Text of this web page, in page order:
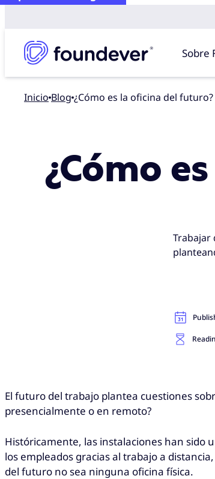
Sobre
Inicio blog ¿Cómo es la oficina del futuro?
¿Cómo
Trabajar
El futuro del trabajo plantea cuestiones
presencialmente o en remoto?
Históricamente, las instalaciones han sido
los empleados gracias al trabajo a
del futuro no sea ninguna oficina física.